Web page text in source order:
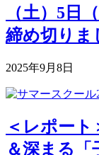
（土）5日
締め切りま
2025年9月8日
＜レポート
＆深まる